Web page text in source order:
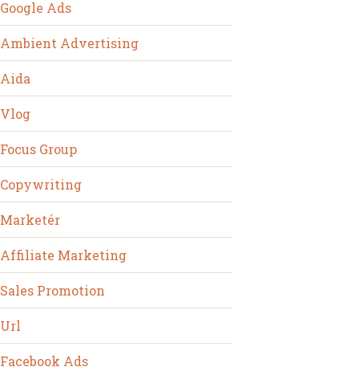
Google Ads
Ambient Advertising
Aida
Vlog
Focus Group
Copywriting
Marketér
Affiliate Marketing
Sales Promotion
Url
Facebook Ads